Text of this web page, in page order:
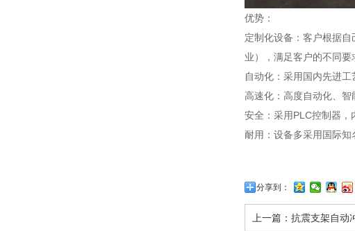
优势：
定制化设备：客户根据
业），满足客户的不同要
自动化：采用国内先进
高速化：高度自动化、智
安全：采用PLC控制器，
耐用：设备多采用国际
分享到：
上一篇： 抗震支架自动